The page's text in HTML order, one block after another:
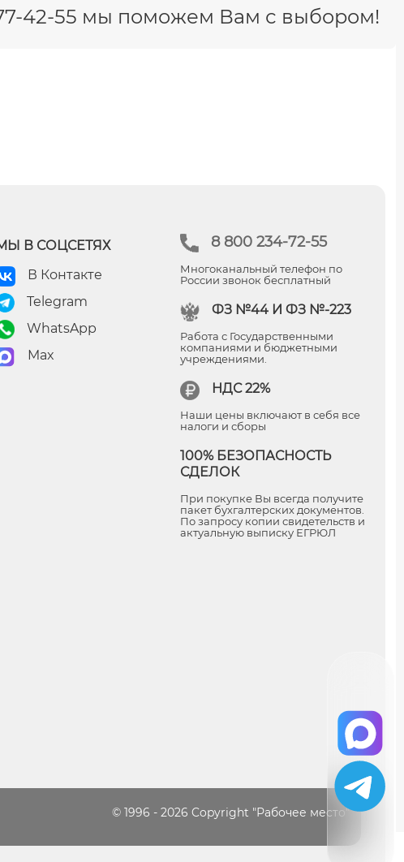
42-55 мы поможем Вам с выбором!
8 800 234-72-55
Многоканальный телефон по
России звонок бесплатный
ФЗ №44 И ФЗ №-223
Работа с Государственными
компаниями и бюджетными
учреждениями.
НДС 22%
Наши цены включают в себя все
налоги и сборы
100% БЕЗОПАСНОСТЬ
СДЕЛОК
При покупке Вы всегда получите
пакет бухгалтерских документов.
По запросу копии свидетельств и
актуальную выписку ЕГРЮЛ
В СОЦСЕТЯХ
В Контакте
Telegram
WhatsApp
Max
© 1996 - 2026 Copyright "Рабочее место"